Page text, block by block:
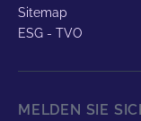
Sitemap
ESG - TVO
MELDEN SIE